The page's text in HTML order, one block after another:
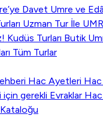
Davet Umre ve
Uzman Tur İle
Kudüs Turları Butik
Tüm Turlar
Hac Ayetleri
gerekli Evraklar Hac